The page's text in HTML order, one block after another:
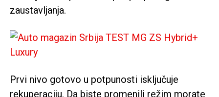
zaustavljanja.
Prvi nivo gotovo u potpunosti isključuje
rekuperaciju. Da biste promenili režim morate